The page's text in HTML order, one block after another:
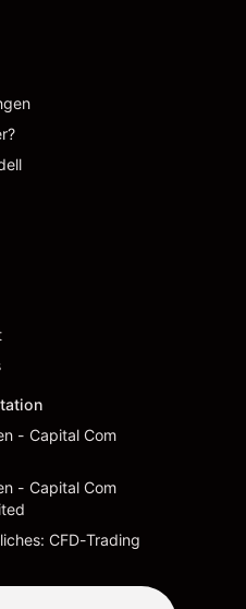
- Capital Com
- Capital Com
CFD-Trading